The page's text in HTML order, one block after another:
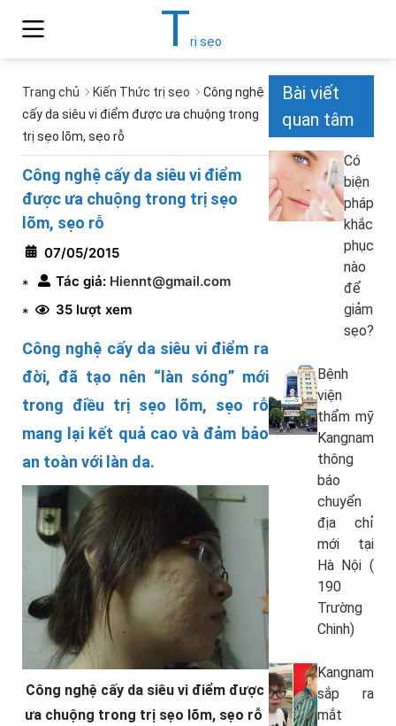
Trị sẹo
Trang chủ Kiến Thức trị sẹo
Công nghệ
cấy da siêu vi điểm được ưa chuộng trong
trị sẹo lõm, sẹo rỗ
Công nghệ cấy da siêu vi điểm
được ưa chuộng trong trị sẹo
lõm, sẹo rỗ
07/05/2015
*
Tác giả: Hiennt@gmail.com
*
35 lượt xem
Công nghệ cấy da siêu vi điểm ra
đời, đã tạo nên “làn sóng” mới
trong điều trị sẹo lõm, sẹo rỗ
mang lại kết quả cao và đảm bảo
an toàn với làn da.
Công nghệ cấy da siêu vi điểm được
ưa chuộng trong trị sẹo lõm, sẹo rỗ
Bài viết
quan tâm
Có
biện
pháp
khắc
phục
nào
để
giảm
sẹo?
Bệnh
viện
thẩm mỹ
Kangnam
thông
báo
chuyển
địa chỉ
mới tại
Hà Nội (
190
Trường
Chinh)
Kangnam
sắp ra
mắt